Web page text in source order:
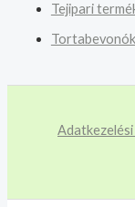
Tejipari
Tortabevonók